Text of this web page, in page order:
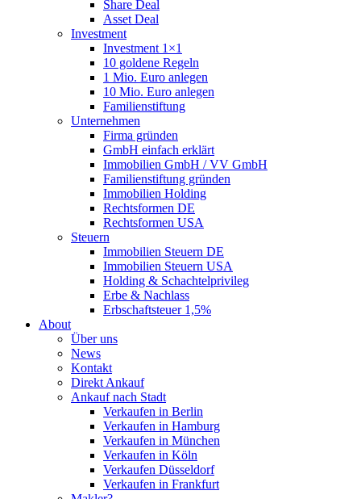
Share Deal
Asset Deal
Investment
Investment 1×1
10 goldene Regeln
1 Mio. Euro anlegen
10 Mio. Euro anlegen
Familienstiftung
Unternehmen
Firma gründen
GmbH einfach erklärt
Immobilien GmbH / VV GmbH
Familienstiftung gründen
Immobilien Holding
Rechtsformen DE
Rechtsformen USA
Steuern
Immobilien Steuern DE
Immobilien Steuern USA
Holding & Schachtelprivileg
Erbe & Nachlass
Erbschaftsteuer 1,5%
About
Über uns
News
Kontakt
Direkt Ankauf
Ankauf nach Stadt
Verkaufen in Berlin
Verkaufen in Hamburg
Verkaufen in München
Verkaufen in Köln
Verkaufen Düsseldorf
Verkaufen in Frankfurt